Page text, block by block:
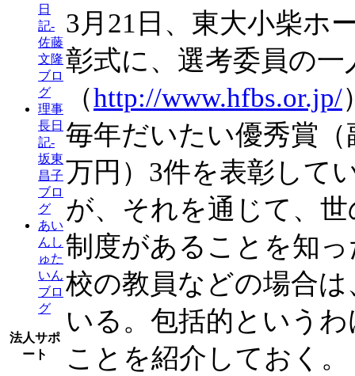
日
記-
佐藤
文隆
ブロ
グ
理事
長日
記-
坂東
昌子
ブロ
グ
あい
んし
ゅた
いん
ブロ
グ
法人サポ
ート
3月21日、東大小柴ホ
彰式に、選考委員の
（http://www.hfbs.or.jp/
毎年だいたい優秀賞（
万円）3件を表彰して
が、それを通じて、
制度があることを知
校の教員などの場合
いる。包括的という
ことを紹介しておく。